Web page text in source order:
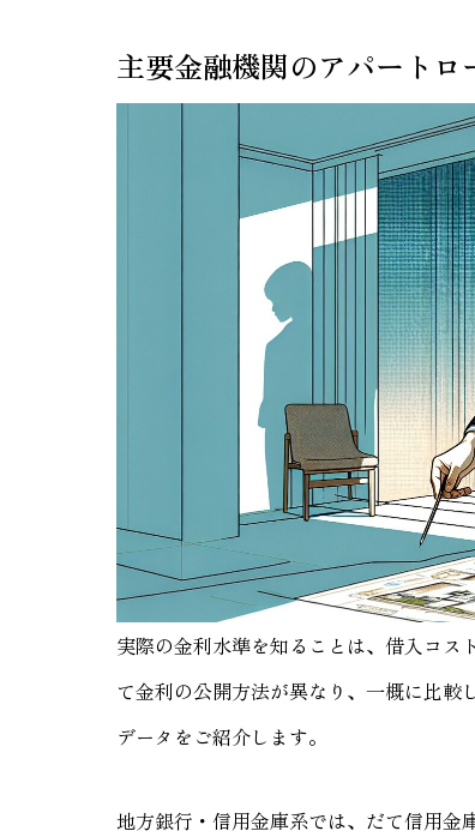
主要金融機関のアパートロ
実際の金利水準を知ることは、借入コス
て金利の公開方法が異なり、一概に比
データをご紹介します。
地方銀行・信用金庫系では、だて信用